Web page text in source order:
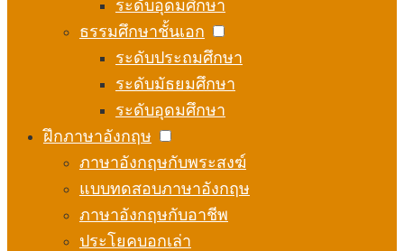
ระดับอุดมศึกษา
ธรรมศึกษาชั้นเอก
ระดับประถมศึกษา
ระดับมัธยมศึกษา
ระดับอุดมศึกษา
ฝึกภาษาอังกฤษ
ภาษาอังกฤษกับพระสงฆ์
แบบทดสอบภาษาอังกฤษ
ภาษาอังกฤษกับอาชีพ
ประโยคบอกเล่า